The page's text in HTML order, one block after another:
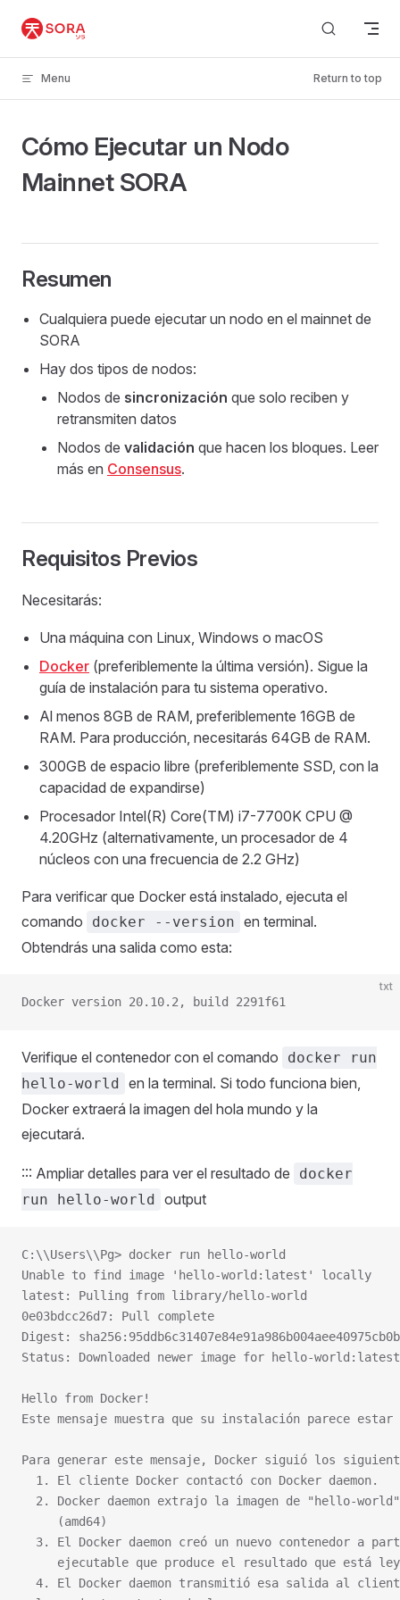
Skip to content
Menu Return to top
Cómo Ejecutar un Nodo
Mainnet SORA
Resumen
Cualquiera puede ejecutar un nodo en el mainnet de
SORA
Hay dos tipos de nodos:
Nodos de sincronización que solo reciben y
retransmiten datos
Nodos de validación que hacen los bloques. Leer
más en Consensus.
Requisitos Previos
Necesitarás:
Una máquina con Linux, Windows o macOS
Docker (preferiblemente la última versión). Sigue la
guía de instalación para tu sistema operativo.
Al menos 8GB de RAM, preferiblemente 16GB de
RAM. Para producción, necesitarás 64GB de RAM.
300GB de espacio libre (preferiblemente SSD, con la
capacidad de expandirse)
Procesador Intel(R) Core(TM) i7-7700K CPU @
4.20GHz (alternativamente, un procesador de 4
núcleos con una frecuencia de 2.2 GHz)
Para verificar que Docker está instalado, ejecuta el
comando
docker --version en terminal.
Obtendrás una salida como esta:
txt
Docker version 20.10.2, build 2291f61
Verifique el contenedor con el comando
docker run
hello-world en la terminal. Si todo funciona bien,
Docker extraerá la imagen del hola mundo y la
ejecutará.
::: Ampliar detalles para ver el resultado de
docker
run hello-world output
C:\\Users\\Pg> docker run hello-world
Unable to find image 'hello-world:latest' locally
latest: Pulling from library/hello-world
0e03bdcc26d7: Pull complete
Digest:
Status: Downloaded newer image for hello-world:latest
Hello from Docker!
Este mensaje muestra que su instalación parece estar
Para generar este mensaje, Docker siguió los
  1. El cliente Docker contactó con Docker daemon.
2. Docker daemon extrajo la imagen de "hello-
     (amd64)
3. El Docker daemon creó un nuevo contenedor a
ejecutable que produce el resultado que está
4. El Docker daemon transmitió esa salida al